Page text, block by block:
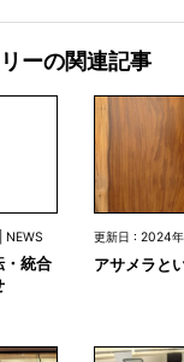
ーの関連記事
NEWS
統合
更新日 : 2024
アサメラと